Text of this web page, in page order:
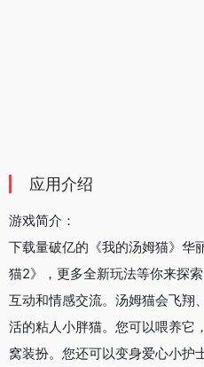
应用介绍
游戏简介：
下载量破亿的《我的汤姆猫》华
猫2》，更多全新玩法等你来探
互动和情感交流。汤姆猫会飞翔
活的粘人小胖猫。您可以喂养它
窝装扮。您还可以变身爱心小护